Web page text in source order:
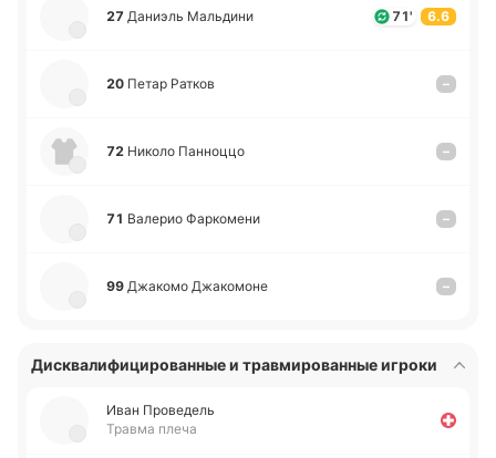
27 Да­ниэль Ма­льди­ни 71' 6.6
20 Петар Ратков –
72 Николо Па­нно­ццо –
71 Ва­ле­рио Фа­рко­ме­ни –
99 Джа­ко­мо Джа­ко­мо­не –
Дисквалифицированные и травмированные игроки
Иван Про­ве­дель
Травма плеча